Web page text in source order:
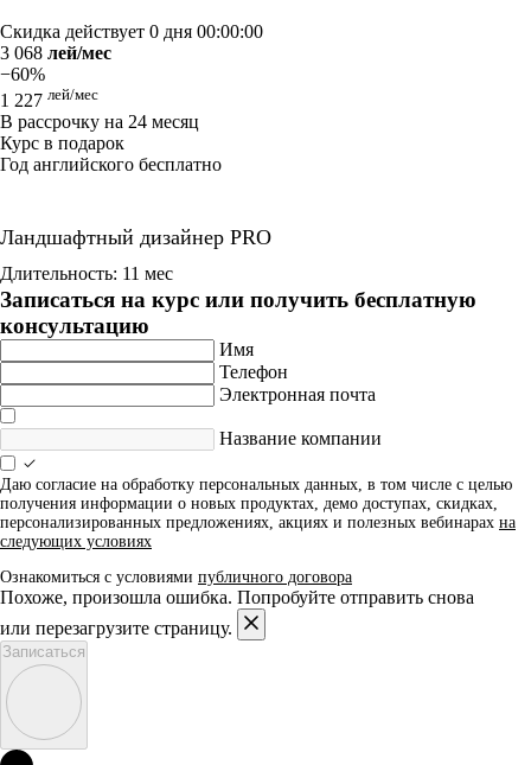
Скидка действует 0 дня 00:00:00
3 068 лей/мес
−60%
1 227 лей/мес
В рассрочку на 24 месяц
Курс в подарок
Год английского бесплатно
Ландшафтный дизайнер PRO
Длительность: 11 мес
Записаться на курс или получить бесплатную
консультацию
Имя
Телефон
Электронная почта
Название компании
Даю согласие на обработку персональных данных, в том числе с целью
получения информации о новых продуктах, демо доступах, скидках,
персонализированных предложениях, акциях и полезных вебинарах на
следующих условиях
Ознакомиться с условиями публичного договора
Похоже, произошла ошибка. Попробуйте отправить снова
или перезагрузите страницу.
Записаться